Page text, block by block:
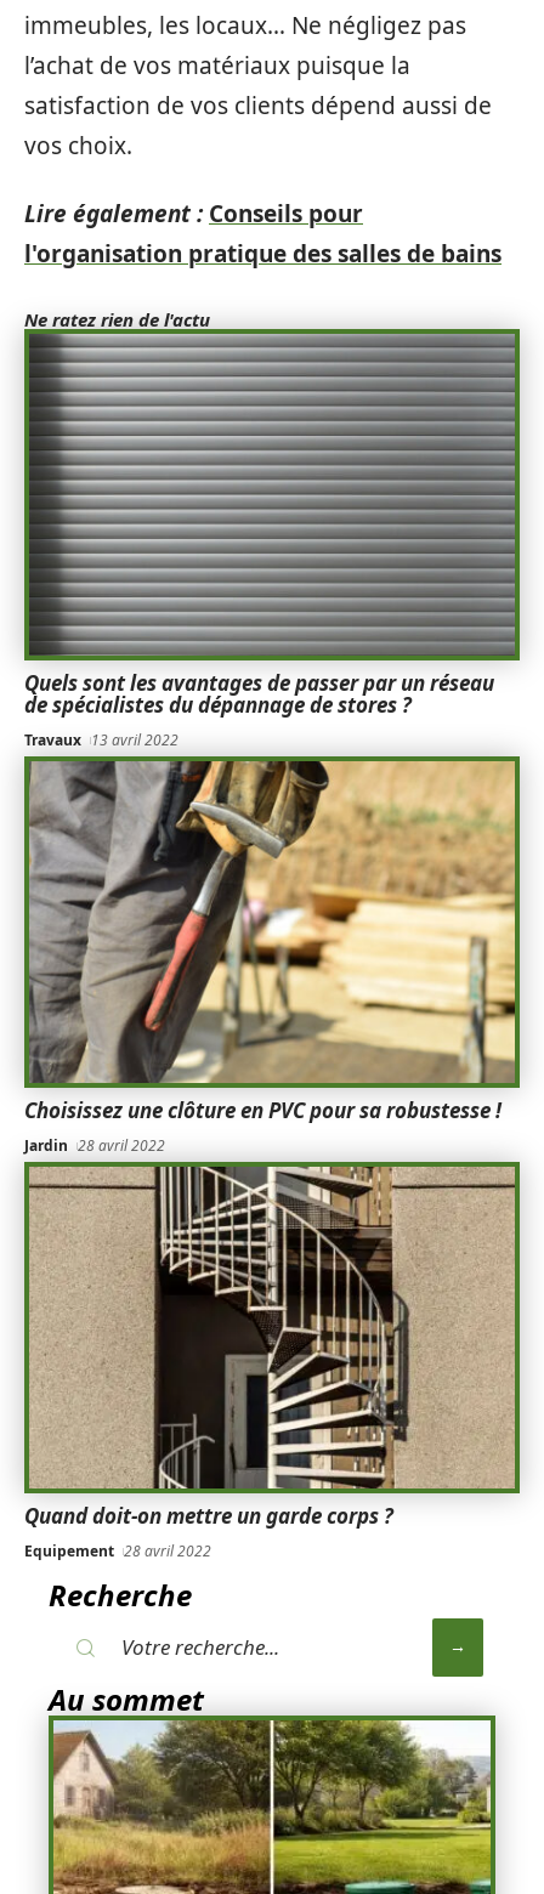
immeubles, les locaux… Ne négligez pas
l’achat de vos matériaux puisque la
satisfaction de vos clients dépend aussi de
vos choix.
Lire également : Conseils pour
l'organisation pratique des salles de bains
Ne ratez rien de l'actu
Quels sont les avantages de passer par un réseau
de spécialistes du dépannage de stores ?
Travaux 13 avril 2022
Choisissez une clôture en PVC pour sa robustesse !
Jardin 28 avril 2022
Quand doit-on mettre un garde corps ?
Equipement 28 avril 2022
Recherche
Au sommet